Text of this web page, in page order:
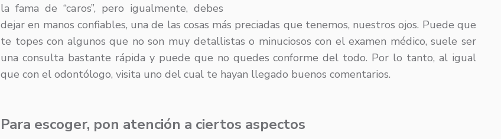
la fama de “caros”, pero igualmente, debes
dejar en manos confiables, una de las cosas más preciadas que tenemos, nuestros ojos. Puede que
te topes con algunos que no son muy detallistas o minuciosos con el examen médico, suele ser
una consulta bastante rápida y puede que no quedes conforme del todo. Por lo tanto, al igual
que con el odontólogo, visita uno del cual te hayan llegado buenos comentarios.
Para escoger, pon atención a ciertos aspectos